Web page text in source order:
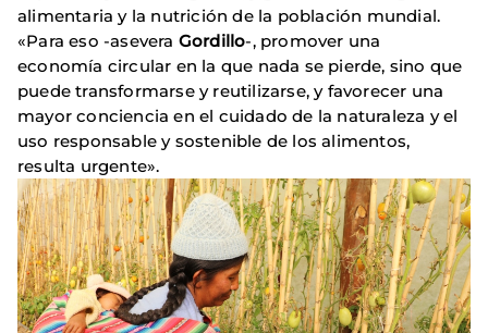
alimentaria y la nutrición de la población mundial.
«Para eso -asevera Gordillo-, promover una
economía circular en la que nada se pierde, sino que
puede transformarse y reutilizarse, y favorecer una
mayor conciencia en el cuidado de la naturaleza y el
uso responsable y sostenible de los alimentos,
resulta urgente».